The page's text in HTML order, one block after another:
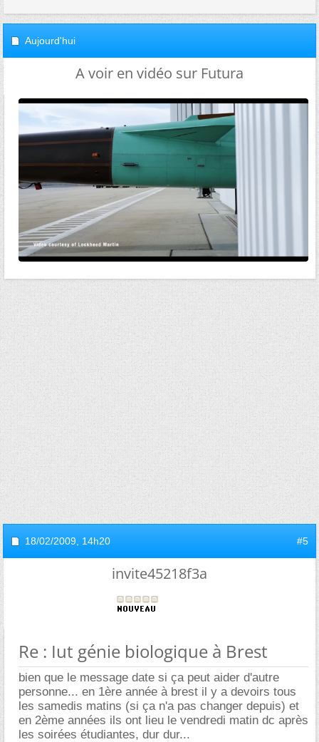
Aujourd'hui
A voir en vidéo sur Futura
18/02/2009, 14h20 #5
invite45218f3a
Re : Iut génie biologique à Brest
bien que le message date si ça peut aider d'autre
personne... en 1ère année à brest il y a devoirs tous
les samedis matins (si ça n'a pas changer depuis) et
en 2ème années ils ont lieu le vendredi matin dc après
les soirées étudiantes, dur dur...